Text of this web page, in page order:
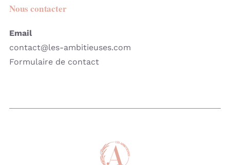
Nous contacter
Email
contact@les-ambitieuses.com
Formulaire de contact